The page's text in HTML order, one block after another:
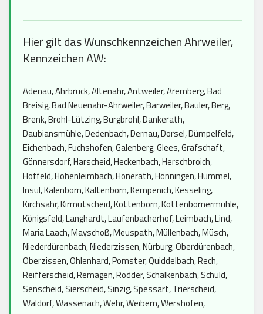
Hier gilt das Wunschkennzeichen Ahrweiler,
Kennzeichen AW:
Adenau, Ahrbrück, Altenahr, Antweiler, Aremberg, Bad
Breisig, Bad Neuenahr-Ahrweiler, Barweiler, Bauler, Berg,
Brenk, Brohl-Lützing, Burgbrohl, Dankerath,
Daubiansmühle, Dedenbach, Dernau, Dorsel, Dümpelfeld,
Eichenbach, Fuchshofen, Galenberg, Glees, Grafschaft,
Gönnersdorf, Harscheid, Heckenbach, Herschbroich,
Hoffeld, Hohenleimbach, Honerath, Hönningen, Hümmel,
Insul, Kalenborn, Kaltenborn, Kempenich, Kesseling,
Kirchsahr, Kirmutscheid, Kottenborn, Kottenbornermühle,
Königsfeld, Langhardt, Laufenbacherhof, Leimbach, Lind,
Maria Laach, Mayschoß, Meuspath, Müllenbach, Müsch,
Niederdürenbach, Niederzissen, Nürburg, Oberdürenbach,
Oberzissen, Ohlenhard, Pomster, Quiddelbach, Rech,
Reifferscheid, Remagen, Rodder, Schalkenbach, Schuld,
Senscheid, Sierscheid, Sinzig, Spessart, Trierscheid,
Waldorf, Wassenach, Wehr, Weibern, Wershofen,